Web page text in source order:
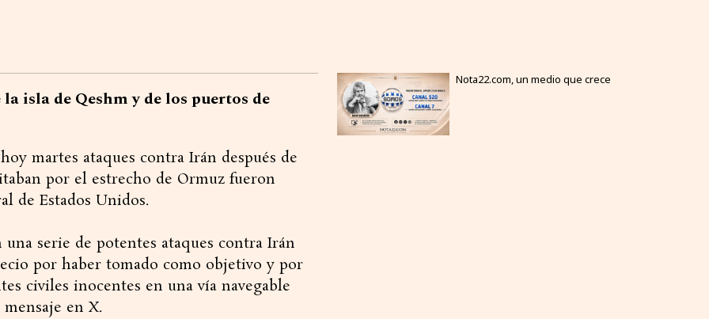
isla de Qeshm y de los puertos de
martes ataques contra Irán después de
por el estrecho de Ormuz fueron
de Estados Unidos.
serie de potentes ataques contra Irán
por haber tomado como objetivo y por
civiles inocentes en una vía navegable
en X.
Nota22.com, un medio que crece